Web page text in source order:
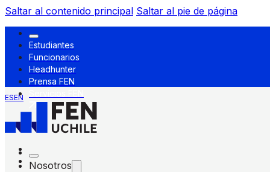
Saltar al contenido principal Saltar al pie de página
Estudiantes
Funcionarios
Headhunter
Prensa FEN
ESEN
Nosotros